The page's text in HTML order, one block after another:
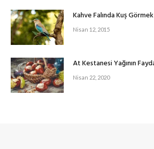
Kahve Falında Kuş
Nisan 12, 2015
At Kestanesi Yağının
Nisan 22, 2020